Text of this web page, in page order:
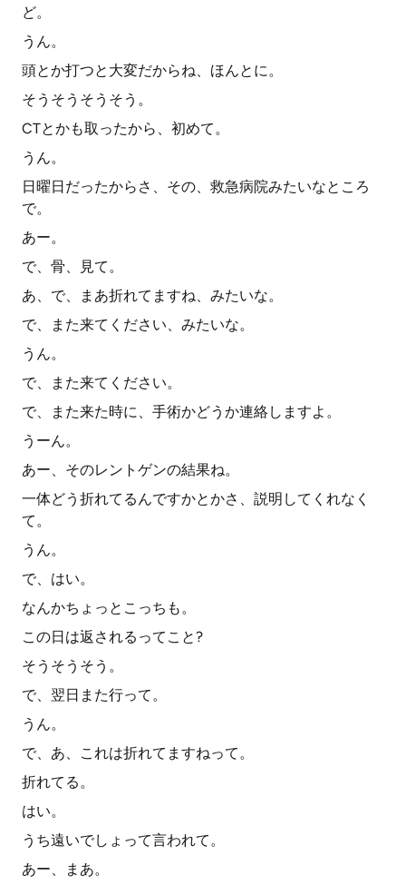
ど。
うん。
頭とか打つと大変だからね、ほんとに。
そうそうそうそう。
CTとかも取ったから、初めて。
うん。
日曜日だったからさ、その、救急病院みたいなところ
で。
あー。
で、骨、見て。
あ、で、まあ折れてますね、みたいな。
で、また来てください、みたいな。
うん。
で、また来てください。
で、また来た時に、手術かどうか連絡しますよ。
うーん。
あー、そのレントゲンの結果ね。
一体どう折れてるんですかとかさ、説明してくれなく
て。
うん。
で、はい。
なんかちょっとこっちも。
この日は返されるってこと?
そうそうそう。
で、翌日また行って。
うん。
で、あ、これは折れてますねって。
折れてる。
はい。
うち遠いでしょって言われて。
あー、まあ。